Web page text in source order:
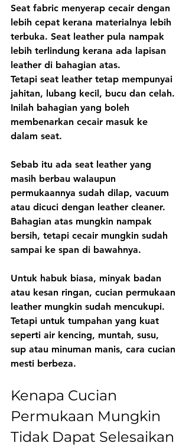
Seat fabric menyerap cecair dengan
lebih cepat kerana materialnya lebih
terbuka. Seat leather pula nampak
lebih terlindung kerana ada lapisan
leather di bahagian atas.
Tetapi seat leather tetap mempunyai
jahitan, lubang kecil, bucu dan celah.
Inilah bahagian yang boleh
membenarkan cecair masuk ke
dalam seat.
Sebab itu ada seat leather yang
masih berbau walaupun
permukaannya sudah dilap, vacuum
atau dicuci dengan leather cleaner.
Bahagian atas mungkin nampak
bersih, tetapi cecair mungkin sudah
sampai ke span di bawahnya.
Untuk habuk biasa, minyak badan
atau kesan ringan, cucian permukaan
leather mungkin sudah mencukupi.
Tetapi untuk tumpahan yang kuat
seperti air kencing, muntah, susu,
sup atau minuman manis, cara cucian
mesti berbeza.
Kenapa Cucian
Permukaan Mungkin
Tidak Dapat Selesaikan